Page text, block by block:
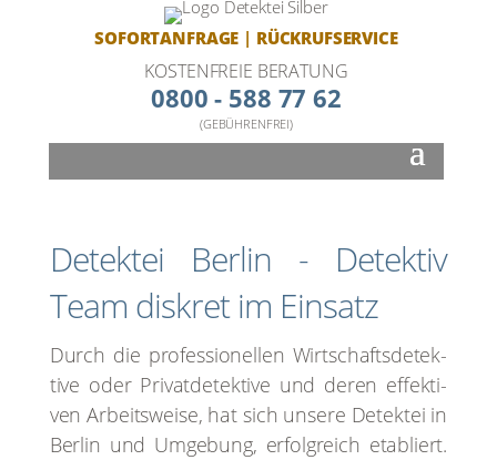
SOFORTANFRAGE | RÜCKRUFSERVICE
KOSTENFREIE BERATUNG
0800 - 588 77 62
(GEBÜHRENFREI)
Detek­tei Ber­lin - Detek­tiv
Team dis­kret im Ein­satz
Durch die pro­fes­sio­nel­len Wirt­schafts­de­tek­
ti­ve oder Pri­vat­de­tek­ti­ve und deren effek­ti­
ven Arbeits­wei­se, hat sich unse­re Detek­tei in
Ber­lin und Umge­bung, erfolg­reich eta­bliert.